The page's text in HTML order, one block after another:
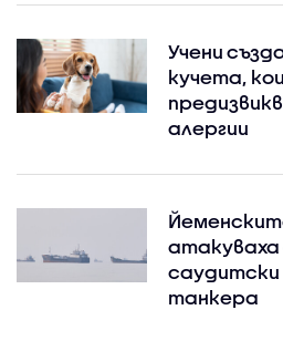
Учени
кучета,
алергии
атакуваха
саудитски
танкера